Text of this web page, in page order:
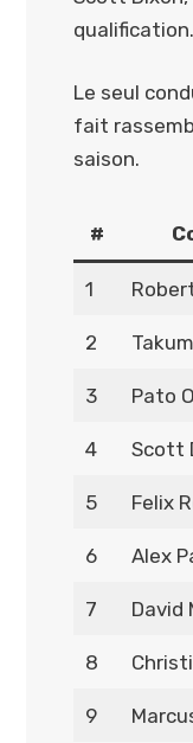
qualification.
Le seul
fait
saison.
#
1
2
3 Pato
4 Scott
5 Felix
6 Alex
7 David
8
9